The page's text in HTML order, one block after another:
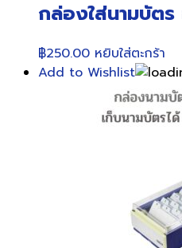
กล่องใส่นามบัตร
฿250.00 หยิบใส่ตะกร้า
Add to Wishlist